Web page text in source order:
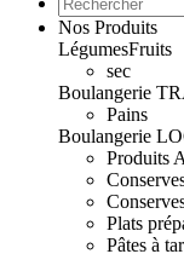
Nos Produits
LégumesFruits
sec
Boulangerie
Pains
Boulangerie
Produits
Plats
Pâtes à